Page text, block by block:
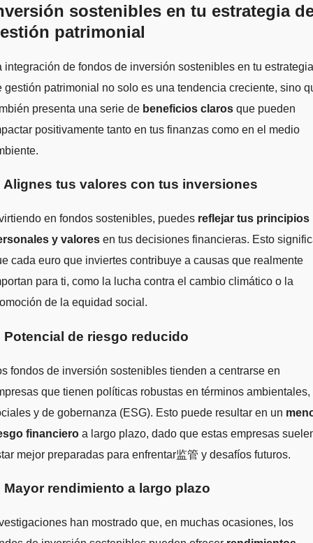
sostenibles en tu estrategia
patrimonial
integración de fondos de inversión sostenibles en tu estrategia
gestión patrimonial no solo es una tendencia creciente, sino
presenta una serie de beneficios claros que pueden
positivamente tanto en tus finanzas como en el medio
Alignes tus valores con tus inversiones
en fondos sostenibles, puedes reflejar tus principios
y valores en tus decisiones financieras. Esto
cada euro que inviertes contribuye a causas que realmente
para ti, como la lucha contra el cambio climático o la
de la equidad social.
Potencial de riesgo reducido
fondos de inversión sostenibles tienden a centrarse en
que tienen políticas robustas en términos ambientales,
y de gobernanza (ESG). Esto puede resultar en un
financiero a largo plazo, dado que estas empresas
mejor preparadas para enfrentar监管 y desafíos futuros.
Mayor rendimiento a largo plazo
han mostrado que, en muchas ocasiones, los